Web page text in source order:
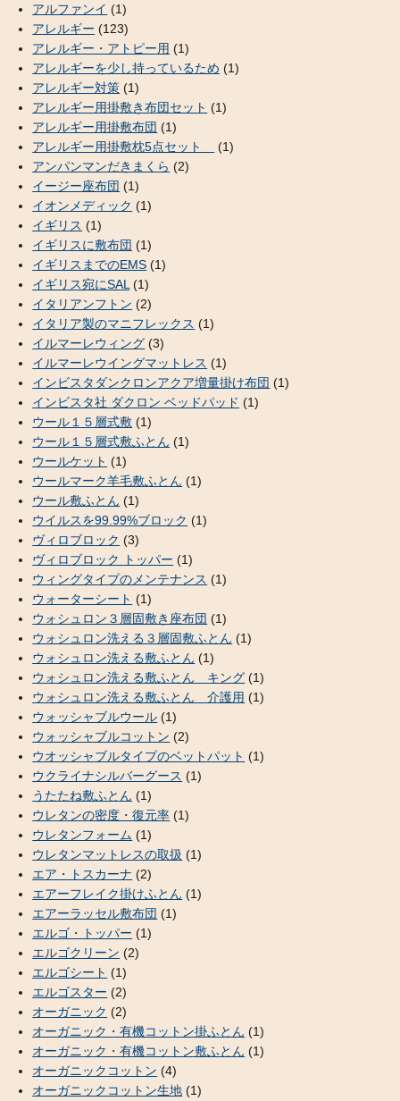
アルファンイ (1)
アレルギー (123)
アレルギー・アトピー用 (1)
アレルギーを少し持っているため (1)
アレルギー対策 (1)
アレルギー用掛敷き布団セット (1)
アレルギー用掛敷布団 (1)
アレルギー用掛敷枕5点セット
(1)
アンパンマンだきまくら (2)
イージー座布団 (1)
イオンメディック (1)
イギリス (1)
イギリスに敷布団 (1)
イギリスまでのEMS (1)
イギリス宛にSAL (1)
イタリアンフトン (2)
イタリア製のマニフレックス (1)
イルマーレウィング (3)
イルマーレウイングマットレス (1)
インビスタダンクロンアクア増量掛け布団 (1)
インビスタ社 ダクロン ベッドパッド (1)
ウール１５層式敷 (1)
ウール１５層式敷ふとん (1)
ウールケット (1)
ウールマーク羊毛敷ふとん (1)
ウール敷ふとん (1)
ウイルスを99.99%ブロック (1)
ヴィロブロック (3)
ヴィロブロック トッパー (1)
ウィングタイプのメンテナンス (1)
ウォーターシート (1)
ウォシュロン３層固敷き座布団 (1)
ウォシュロン洗える３層固敷ふとん (1)
ウォシュロン洗える敷ふとん (1)
ウォシュロン洗える敷ふとん キング (1)
ウォシュロン洗える敷ふとん 介護用 (1)
ウォッシャブルウール (1)
ウォッシャブルコットン (2)
ウオッシャブルタイプのベットパット (1)
ウクライナシルバーグース (1)
うたたね敷ふとん (1)
ウレタンの密度・復元率 (1)
ウレタンフォーム (1)
ウレタンマットレスの取扱 (1)
エア・トスカーナ (2)
エアーフレイク掛けふとん (1)
エアーラッセル敷布団 (1)
エルゴ・トッパー (1)
エルゴクリーン (2)
エルゴシート (1)
エルゴスター (2)
オーガニック (2)
オーガニック・有機コットン掛ふとん (1)
オーガニック・有機コットン敷ふとん (1)
オーガニックコットン (4)
オーガニックコットン生地 (1)